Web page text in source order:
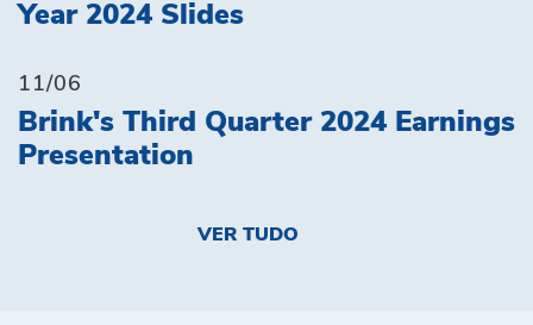
Year 2024 Slides
11/06
Brink's Third Quarter 2024 Earnings
Presentation
VER TUDO